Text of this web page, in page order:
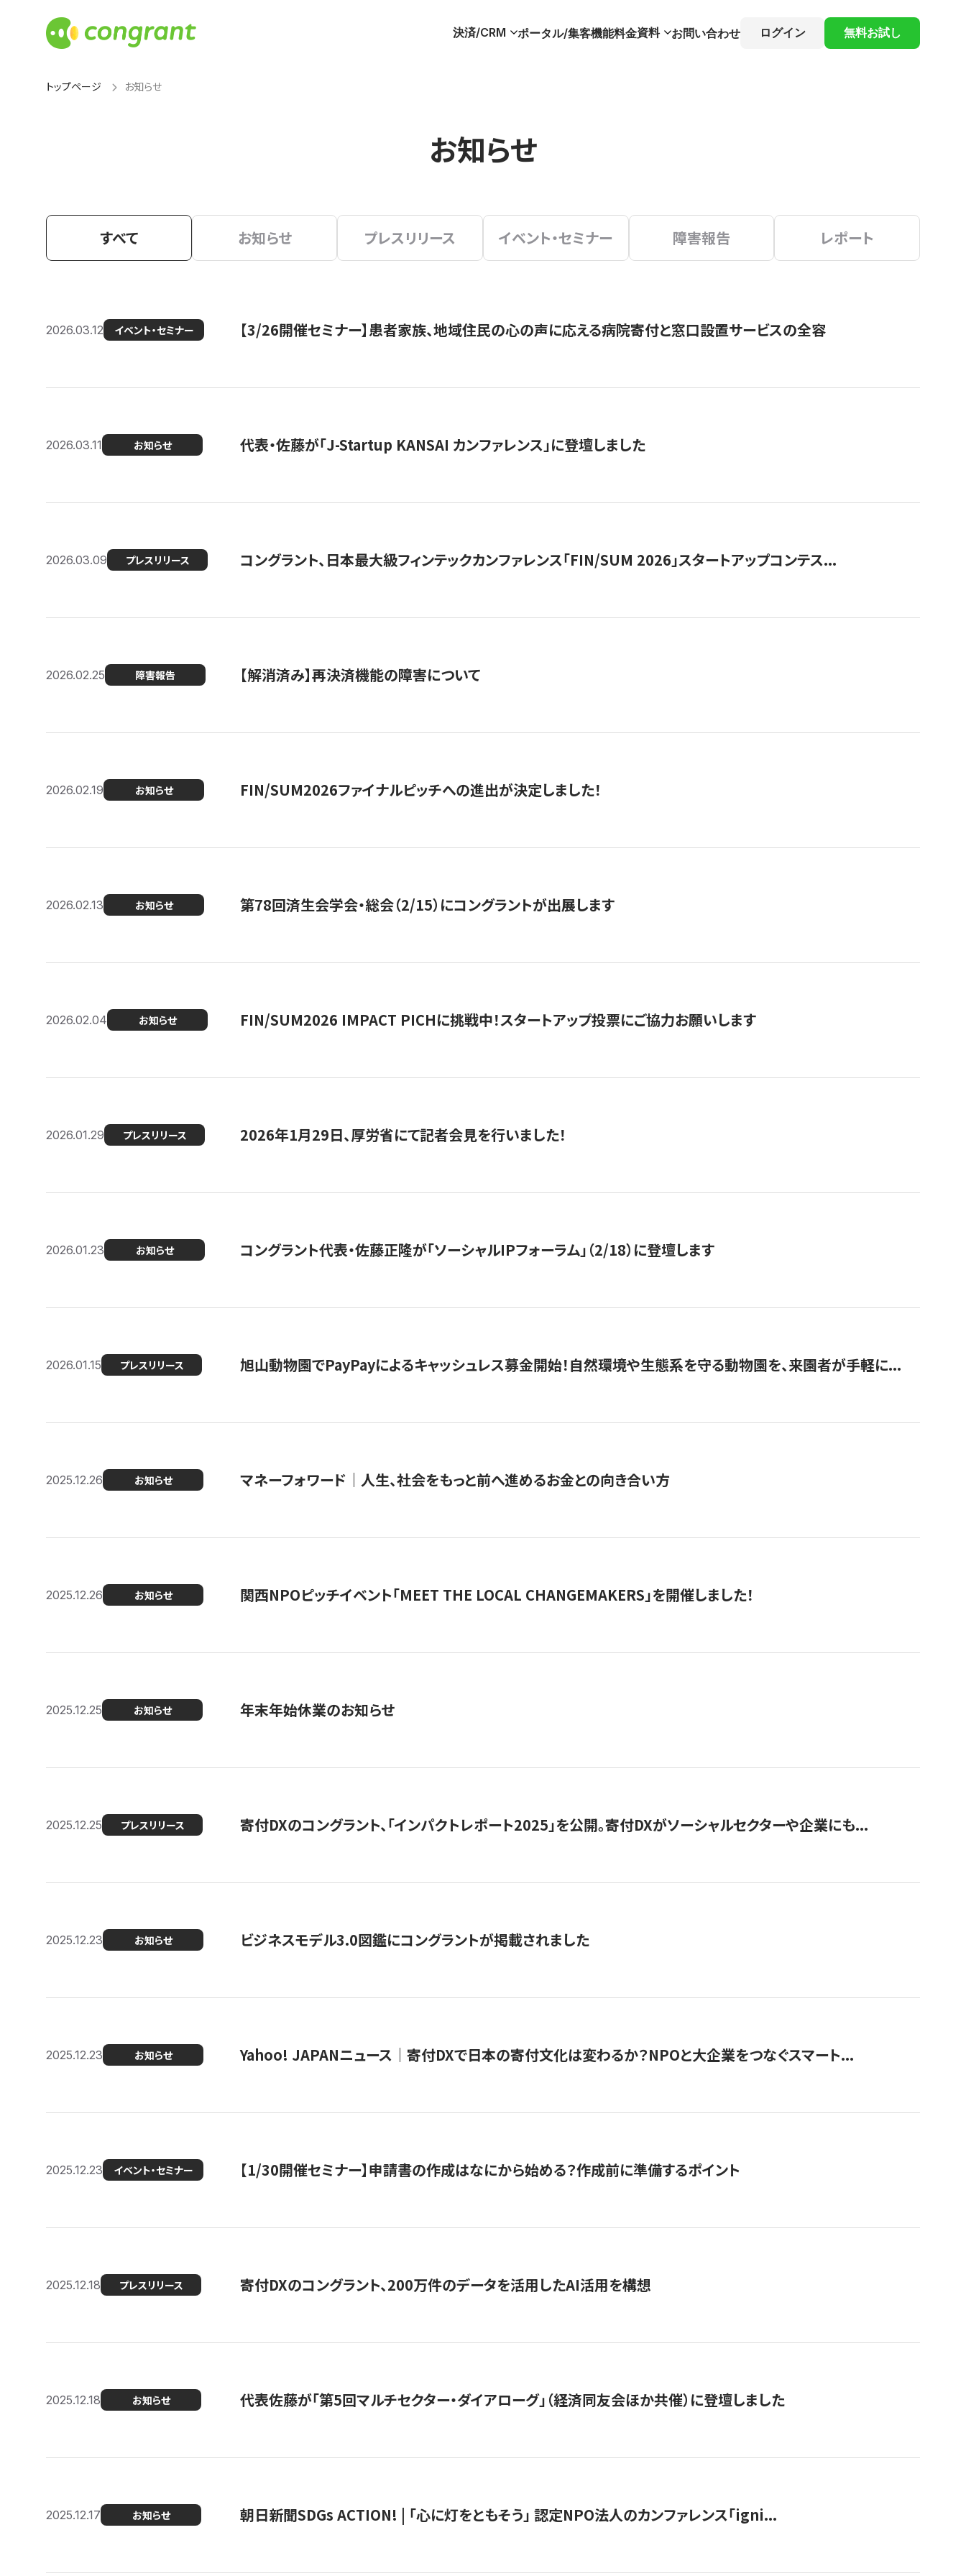
決済/CRM ポータル/集客機能料金資料 お問い合わせ ログイン 無料お試し
トップページ お知らせ
お知らせ
すべて お知らせ プレスリリース イベント・セミナー 障害報告 レポート
2026.03.12 イベント・セミナー 【3/26開催セミナー】患者家族、地域住民の心の声に応える病院寄付と窓口設置サービスの全容
2026.03.11 お知らせ 代表・佐藤が「J-Startup KANSAI カンファレンス」に登壇しました
2026.03.09 プレスリリース コングラント、日本最大級フィンテックカンファレンス「FIN/SUM 2026」スタートアップコンテス...
2026.02.25 障害報告 【解消済み】再決済機能の障害について
2026.02.19 お知らせ FIN/SUM2026ファイナルピッチへの進出が決定しました！
2026.02.13 お知らせ 第78回済生会学会・総会（2/15）にコングラントが出展します
2026.02.04 お知らせ FIN/SUM2026 IMPACT PICHに挑戦中！スタートアップ投票にご協力お願いします
2026.01.29 プレスリリース 2026年1月29日、厚労省にて記者会見を行いました！
2026.01.23 お知らせ コングラント代表・佐藤正隆が「ソーシャルIPフォーラム」（2/18）に登壇します
2026.01.15 プレスリリース 旭山動物園でPayPayによるキャッシュレス募金開始！自然環境や生態系を守る動物園を、来園者が手軽に...
2025.12.26 お知らせ マネーフォワード｜人生、社会をもっと前へ進めるお金との向き合い方
2025.12.26 お知らせ 関西NPOピッチイベント「MEET THE LOCAL CHANGEMAKERS」を開催しました！
2025.12.25 お知らせ 年末年始休業のお知らせ
2025.12.25 プレスリリース 寄付DXのコングラント、「インパクトレポート2025」を公開。寄付DXがソーシャルセクターや企業にも...
2025.12.23 お知らせ ビジネスモデル3.0図鑑にコングラントが掲載されました
2025.12.23 お知らせ Yahoo! JAPANニュース｜寄付DXで日本の寄付文化は変わるか？NPOと大企業をつなぐスマート...
2025.12.23 イベント・セミナー 【1/30開催セミナー】申請書の作成はなにから始める？作成前に準備するポイント
2025.12.18 プレスリリース 寄付DXのコングラント、200万件のデータを活用したAI活用を構想
2025.12.18 お知らせ 代表佐藤が「第5回マルチセクター・ダイアローグ」（経済同友会ほか共催）に登壇しました
2025.12.17 お知らせ 朝日新聞SDGs ACTION! | 「心に灯をともそう」 認定NPO法人のカンファレンス「igni...